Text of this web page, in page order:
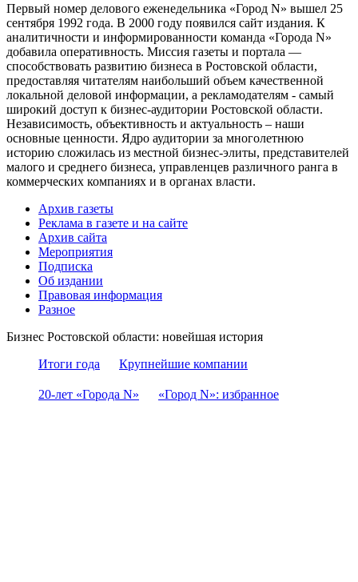
Первый номер делового еженедельника «Город N» вышел 25
сентября 1992 года. В 2000 году появился сайт издания. К
аналитичности и информированности команда «Города N»
добавила оперативность. Миссия газеты и портала —
способствовать развитию бизнеса в Ростовской области,
предоставляя читателям наибольший объем качественной
локальной деловой информации, а рекламодателям - самый
широкий доступ к бизнес-аудитории Ростовской области.
Независимость, объективность и актуальность – наши
основные ценности. Ядро аудитории за многолетнюю
историю сложилась из местной бизнес-элиты, представителей
малого и среднего бизнеса, управленцев различного ранга в
коммерческих компаниях и в органах власти.
Архив газеты
Реклама в газете и на сайте
Архив сайта
Мероприятия
Подписка
Об издании
Правовая информация
Разное
Бизнес Ростовской области: новейшая история
Итоги года
Крупнейшие компании
20-лет «Города N» «Город N»: избранное